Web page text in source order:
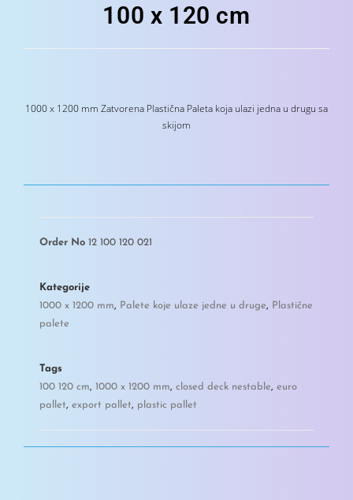
100 x 120 cm
1000 x 1200 mm Zatvorena Plastična Paleta koja ulazi jedna u drugu sa
skijom
Order No 12 100 120 021
Kategorije
1000 x 1200 mm, Palete koje ulaze jedne u druge, Plastične
palete
Tags
100 120 cm, 1000 x 1200 mm, closed deck nestable, euro
pallet, export pallet, plastic pallet